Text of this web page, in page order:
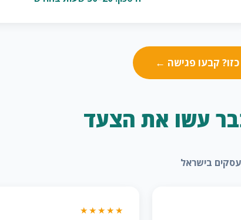
קבעו פגישה ←
עשו את הצעד
★★★★★